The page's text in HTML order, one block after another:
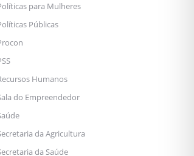
para Mulheres
Públicas
Humanos
do Empreendedor
da Agricultura
da Saúde